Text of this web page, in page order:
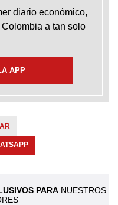
diario económico,
a tan solo
APP
PARA NUESTROS